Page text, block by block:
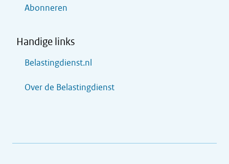
Abonneren
Handige links
Belastingdienst.nl
Over de Belastingdienst